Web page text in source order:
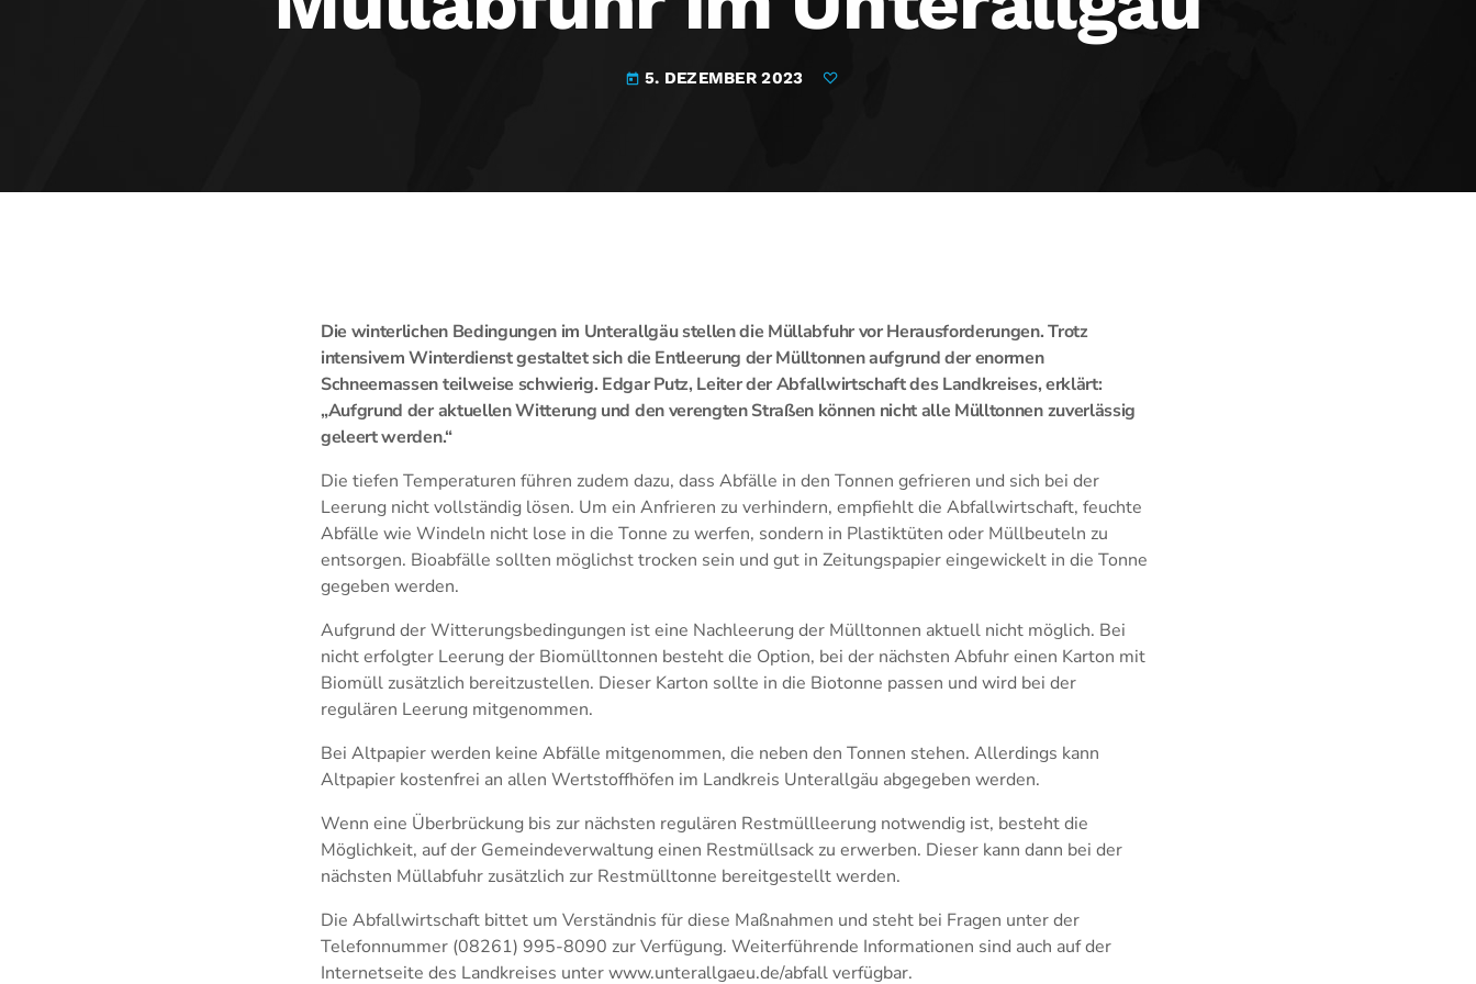
today 5. DEZEMBER 2023
Die winterlichen Bedingungen im Unterallgäu stellen die Müllabfuhr vor Herausforderungen. Trotz
intensivem Winterdienst gestaltet sich die Entleerung der Mülltonnen aufgrund der enormen
Schneemassen teilweise schwierig. Edgar Putz, Leiter der Abfallwirtschaft des Landkreises, erklärt:
„Aufgrund der aktuellen Witterung und den verengten Straßen können nicht alle Mülltonnen zuverlässig
geleert werden.“
Die tiefen Temperaturen führen zudem dazu, dass Abfälle in den Tonnen gefrieren und sich bei der
Leerung nicht vollständig lösen. Um ein Anfrieren zu verhindern, empfiehlt die Abfallwirtschaft, feuchte
Abfälle wie Windeln nicht lose in die Tonne zu werfen, sondern in Plastiktüten oder Müllbeuteln zu
entsorgen. Bioabfälle sollten möglichst trocken sein und gut in Zeitungspapier eingewickelt in die Tonne
gegeben werden.
Aufgrund der Witterungsbedingungen ist eine Nachleerung der Mülltonnen aktuell nicht möglich. Bei
nicht erfolgter Leerung der Biomülltonnen besteht die Option, bei der nächsten Abfuhr einen Karton mit
Biomüll zusätzlich bereitzustellen. Dieser Karton sollte in die Biotonne passen und wird bei der
regulären Leerung mitgenommen.
Bei Altpapier werden keine Abfälle mitgenommen, die neben den Tonnen stehen. Allerdings kann
Altpapier kostenfrei an allen Wertstoffhöfen im Landkreis Unterallgäu abgegeben werden.
Wenn eine Überbrückung bis zur nächsten regulären Restmüllleerung notwendig ist, besteht die
Möglichkeit, auf der Gemeindeverwaltung einen Restmüllsack zu erwerben. Dieser kann dann bei der
nächsten Müllabfuhr zusätzlich zur Restmülltonne bereitgestellt werden.
Die Abfallwirtschaft bittet um Verständnis für diese Maßnahmen und steht bei Fragen unter der
Telefonnummer (08261) 995-8090 zur Verfügung. Weiterführende Informationen sind auch auf der
Internetseite des Landkreises unter www.unterallgaeu.de/abfall verfügbar.